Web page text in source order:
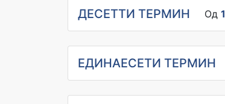
ДЕСЕТТИ ТЕРМИН Од
ЕДИНАЕСЕТИ ТЕРМИН